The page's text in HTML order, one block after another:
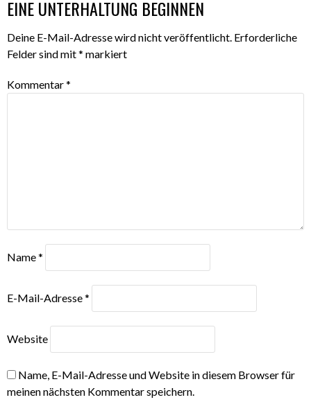
EINE UNTERHALTUNG BEGINNEN
Deine E-Mail-Adresse wird nicht veröffentlicht. Erforderliche
Felder sind mit* markiert
Kommentar*
Name*
E-Mail-Adresse*
Website
Name, E-Mail-Adresse und Website in diesem Browser für
meinen nächsten Kommentar speichern.